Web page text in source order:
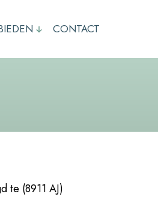
CONTACT
te (8911 AJ)